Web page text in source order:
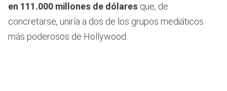
en 111.000 millones de dólares que, de
concretarse, uniría a dos de los grupos mediáticos
más poderosos de Hollywood.